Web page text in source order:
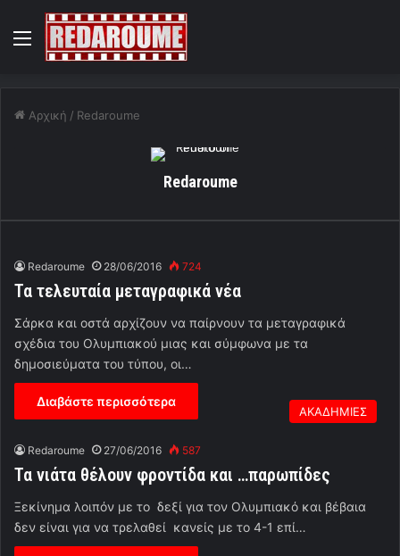
Menu
Αρχική / Redaroume
Redaroume
Redaroume 28/06/2016 724
Τα τελευταία μεταγραφικά νέα
Σάρκα και οστά αρχίζουν να παίρνουν τα μεταγραφικά
σχέδια του Ολυμπιακού μιας και σύμφωνα με τα
δημοσιεύματα του τύπου, οι…
Διαβάστε περισσότερα
ΑΚΑΔΗΜΙΕΣ
Redaroume 27/06/2016 587
Τα νιάτα θέλουν φροντίδα και …παρωπίδες
Ξεκίνημα λοιπόν με το δεξί για τον Ολυμπιακό και βέβαια
δεν είναι για να τρελαθεί κανείς με το 4-1 επί…